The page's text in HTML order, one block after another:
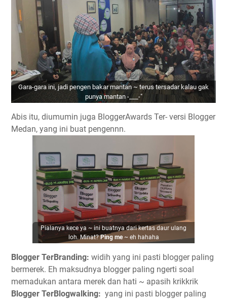
Gara-gara ini, jadi pengen bakar mantan ~ terus tersadar kalau gak
punya mantan -___-"
Abis itu, diumumin juga BloggerAwards Ter- versi Blogger
Medan, yang ini buat pengennn.
Pialanya kece ya ~ ini buatnya dari kertas daur ulang
loh. Minat?Ping me~ eh hahaha
Blogger TerBranding: widih yang ini pasti blogger paling
bermerek. Eh maksudnya blogger paling ngerti soal
memadukan antara merek dan hati ~ apasih krikkrik
Blogger TerBlogwalking: yang ini pasti blogger paling